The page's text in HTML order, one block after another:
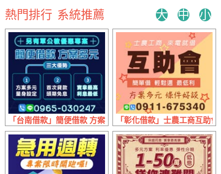
熱門排行 系統推薦 大 中 小
「台南借款」簡便借款 方案多元 | 三大優勢 實拿最高頭期免
「彰化借款」士農工商互助